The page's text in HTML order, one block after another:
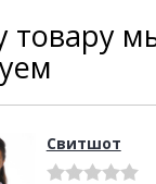
товару
Свитшот